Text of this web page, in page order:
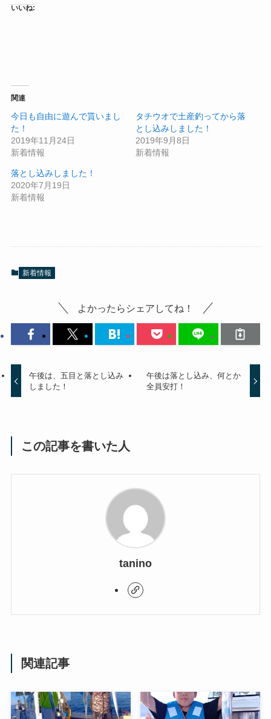
いいね:
関連
今日も自由に遊んで貰いまし
た！
2019年11月24日
新着情報
タチウオで土産釣ってから落
とし込みしました！
2019年9月8日
新着情報
落とし込みしました！
2020年7月19日
新着情報
新着情報
よかったらシェアしてね！
午後は、五目と落とし込み
しました！
午後は落とし込み、何とか
全員安打！
この記事を書いた人
tanino
関連記事